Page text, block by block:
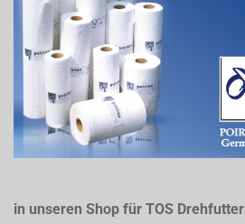
in unseren Shop für TOS Drehfutter